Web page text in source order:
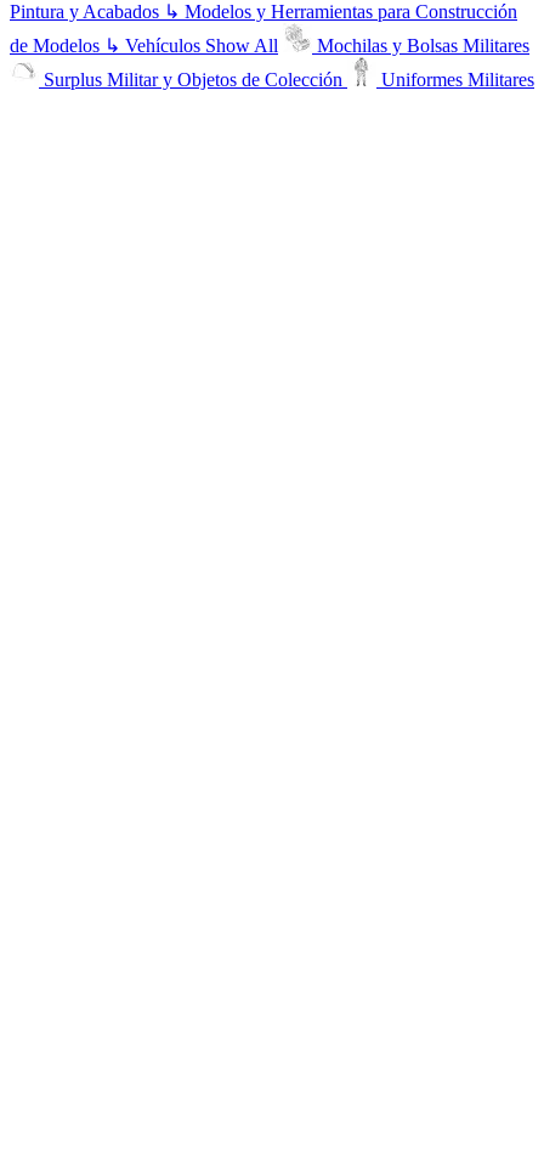
Pintura y Acabados ↳ Modelos y Herramientas para Construcción
de Modelos ↳ Vehículos Show All
Mochilas y Bolsas Militares
Surplus Militar y Objetos de Colección
Uniformes Militares